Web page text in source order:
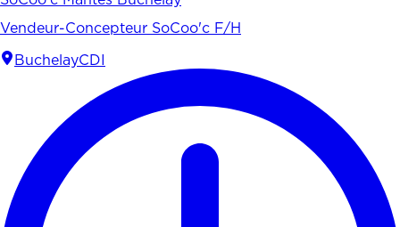
Vendeur-Concepteur SoCoo'c F/H
BuchelayCDI